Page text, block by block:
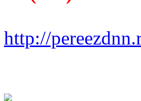
http://